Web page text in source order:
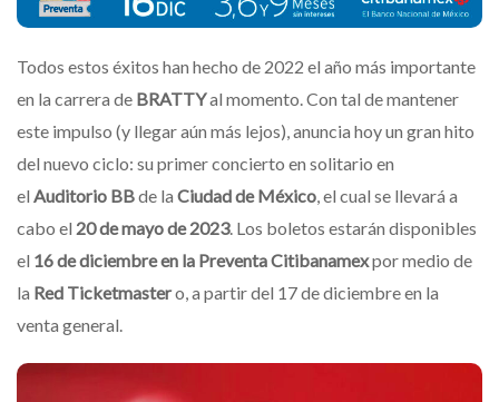
Todos estos éxitos han hecho de 2022 el año más importante
en la carrera de BRATTYal momento. Con tal de mantener
este impulso (y llegar aún más lejos), anuncia hoy un gran hito
del nuevo ciclo: su primer concierto en solitario en
el Auditorio BBde la Ciudad de México , el cual se llevará a
cabo el 20 de mayo de 2023. Los boletos estarán disponibles
el 16 de diciembre en la Preventa Citibanamexpor medio de
la Red Ticketmastero, a partir del 17 de diciembre en la
venta general.